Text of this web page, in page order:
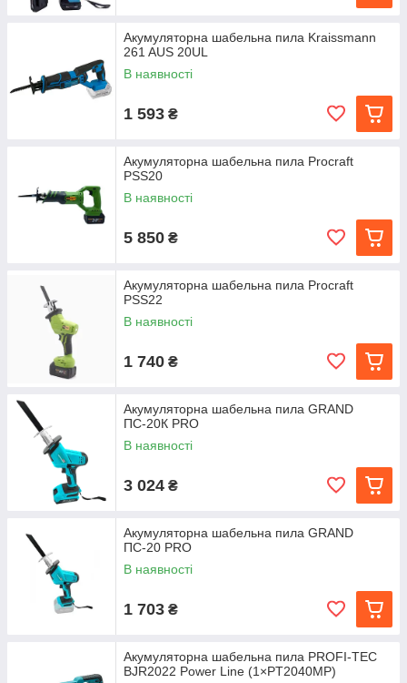
Акумуляторна шабельна пила Kraissmann
261 AUS 20UL
В наявності
1 593 ₴
Акумуляторна шабельна пила Procraft
PSS20
В наявності
5 850 ₴
Акумуляторна шабельна пила Procraft
PSS22
В наявності
1 740 ₴
Акумуляторна шабельна пила GRAND
ПС-20К PRO
В наявності
3 024 ₴
Акумуляторна шабельна пила GRAND
ПС-20 PRO
В наявності
1 703 ₴
Акумуляторна шабельна пила PROFI-TEC
BJR2022 Power Line (1×PT2040MP)